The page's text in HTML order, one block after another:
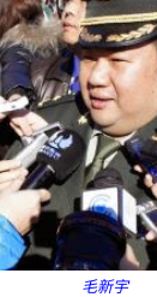
毛新宇